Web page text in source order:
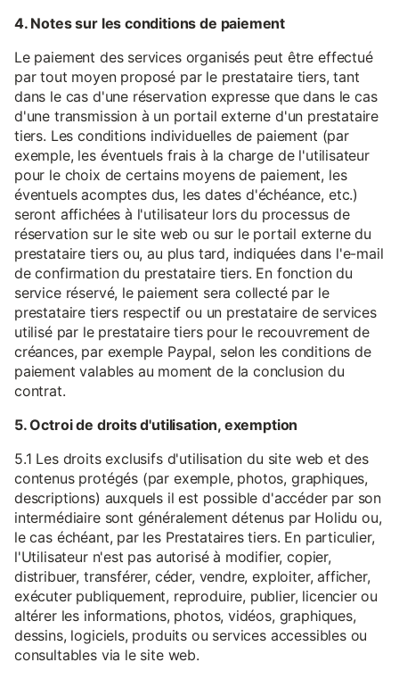
4. Notes sur les conditions de paiement
Le paiement des services organisés peut être effectué
par tout moyen proposé par le prestataire tiers, tant
dans le cas d'une réservation expresse que dans le cas
d'une transmission à un portail externe d'un prestataire
tiers. Les conditions individuelles de paiement (par
exemple, les éventuels frais à la charge de l'utilisateur
pour le choix de certains moyens de paiement, les
éventuels acomptes dus, les dates d'échéance, etc.)
seront affichées à l'utilisateur lors du processus de
réservation sur le site web ou sur le portail externe du
prestataire tiers ou, au plus tard, indiquées dans l'e-mail
de confirmation du prestataire tiers. En fonction du
service réservé, le paiement sera collecté par le
prestataire tiers respectif ou un prestataire de services
utilisé par le prestataire tiers pour le recouvrement de
créances, par exemple Paypal, selon les conditions de
paiement valables au moment de la conclusion du
contrat.
5. Octroi de droits d'utilisation, exemption
5.1 Les droits exclusifs d'utilisation du site web et des
contenus protégés (par exemple, photos, graphiques,
descriptions) auxquels il est possible d'accéder par son
intermédiaire sont généralement détenus par Holidu ou,
le cas échéant, par les Prestataires tiers. En particulier,
l'Utilisateur n'est pas autorisé à modifier, copier,
distribuer, transférer, céder, vendre, exploiter, afficher,
exécuter publiquement, reproduire, publier, licencier ou
altérer les informations, photos, vidéos, graphiques,
dessins, logiciels, produits ou services accessibles ou
consultables via le site web.